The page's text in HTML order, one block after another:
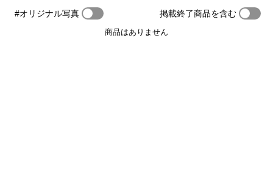
#オリジナル写真 掲載終了商品を含む
商品はありません